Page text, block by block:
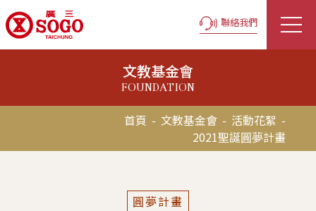
聯絡我們
文教基金會
FOUNDATION
首頁 - 文教基金會 - 活動花絮 -
2021聖誕圓夢計畫
圓夢計畫